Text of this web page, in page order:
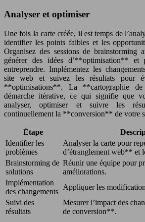
Analyser et optimiser
Une fois la carte créée, il est temps de
identifier les points faibles et les
Organisez des sessions de brainstorming
générer des idées d’**optimisation** et
entreprendre. Implémentez les
site web et suivez les résultats pour
**optimisations**. La **cartographie
démarche itérative, ce qui signifie que
analyser, optimiser et suivre les
continuellement la **conversion** de votre
Étape
Identifier les
problèmes
Analyser la carte pour
d’étranglement web** et
Brainstorming de
solutions
Réunir une équipe pour
améliorations.
Implémentation
des changements
Appliquer les
Suivi des
résultats
Mesurer l’impact des
de conversion**.